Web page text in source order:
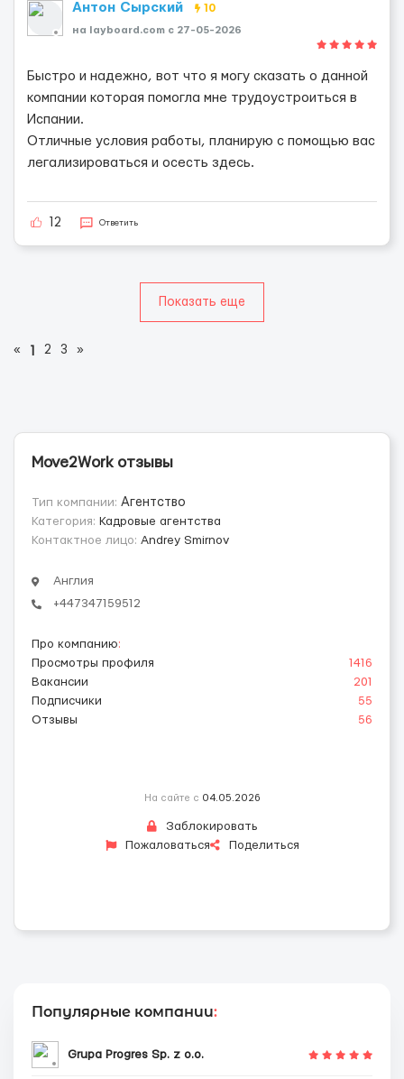
Антон Сырский 10
на layboard.com c 27-05-2026
Быстро и надежно, вот что я могу сказать о данной
компании которая помогла мне трудоустроиться в
Испании.
Отличные условия работы, планирую с помощью вас
легализироваться и осесть здесь.
12 Ответить
Показать еще
« 2 3 »
Move2Work отзывы
Тип компании: Агентство
Категория: Кадровые агентства
Контактное лицо: Andrey Smirnov
Англия
+447347159512
Про компанию:
Просмотры профиля
1416
Вакансии
201
Подписчики
55
Отзывы
56
На сайте с 04.05.2026
Заблокировать
Пожаловаться
Поделиться
Популярные компании:
Grupa Progres Sp. z o.o.